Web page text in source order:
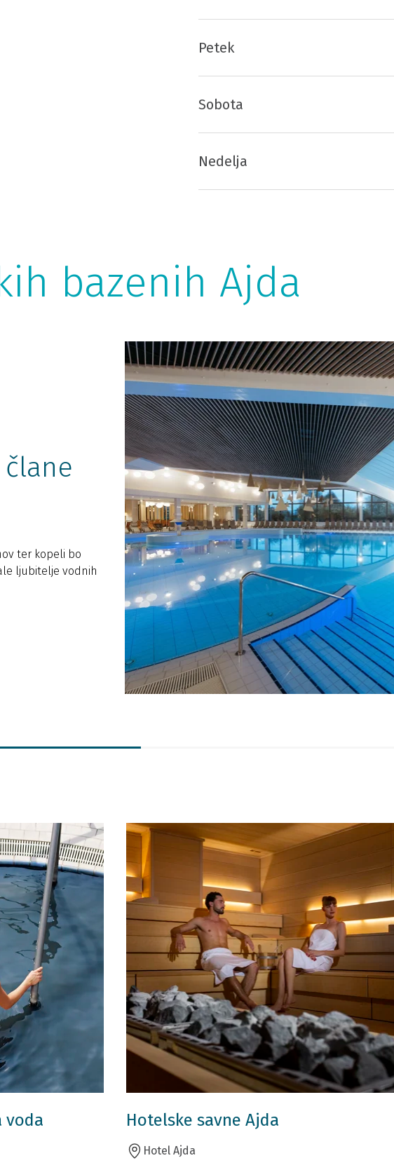
Petek
Sobota
Nedelja
bazenih Ajda
člane
ter kopeli bo
ljubitelje vodnih
Tematska počivalnica
Sprostitev se v Ajdovi počivalnici, v kateri se lahko na
ležalnikih z blazinami polnjenimi z ajdovimi luščinami,
povsem odklopite od vsakdanjega stresa. Slednje
namreč pomirjajo, sproščajo, mikromasirajo in
uravnavajo toploto telesa.
voda Hotelske savne Ajda
Hotel Ajda